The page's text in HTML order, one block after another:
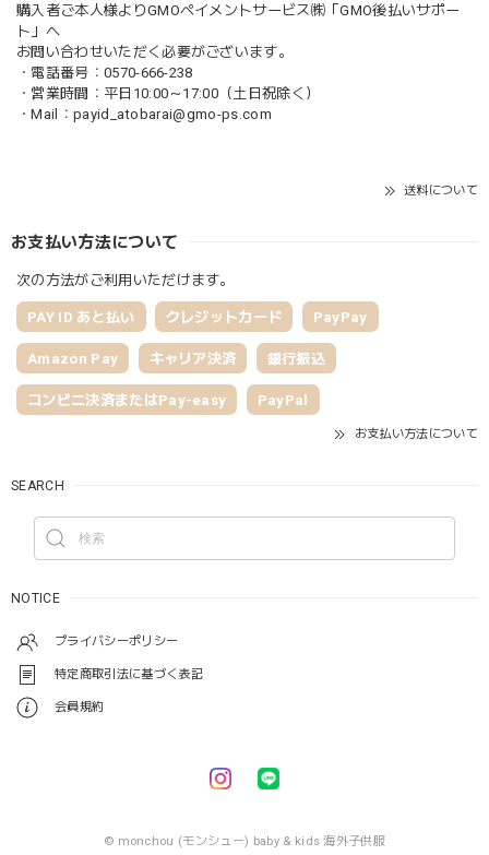
購入者ご本人様よりGMOペイメントサービス㈱「GMO後払いサポー
ト」へ
お問い合わせいただく必要がございます。
・電話番号：0570-666-238
・営業時間：平日10:00～17:00（土日祝除く）
・Mail： payid_atobarai@gmo-ps.com
送料について
お支払い方法について
次の方法がご利用いただけます。
PAY ID あと払い クレジットカード PayPay
Amazon Pay キャリア決済 銀行振込
コンビニ決済またはPay-easy PayPal
お支払い方法について
SEARCH
NOTICE
プライバシーポリシー
特定商取引法に基づく表記
会員規約
© monchou (モンシュー) baby & kids 海外子供服